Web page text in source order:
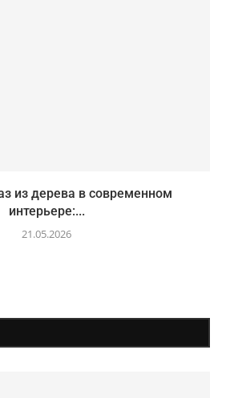
из дерева в современном
интерьере:...
21.05.2026